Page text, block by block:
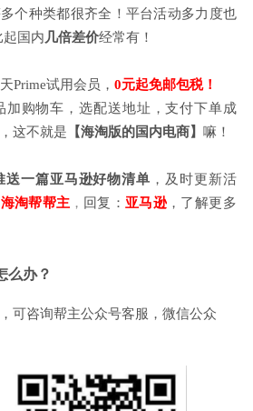
个种类都很齐全！平台活动多力度也
国内 几倍差价经常有！
Prime试用会员， 0元起免邮包税！
加购物车，选配送地址，支付下单成
这不就是 【海淘版的国内电商】 嘛！
送一篇亚马逊好物清单 ，及时更新活
海淘帮帮主， 回复： 亚马逊，了解更多
么办？
可咨询帮主公众号客服，微信公众